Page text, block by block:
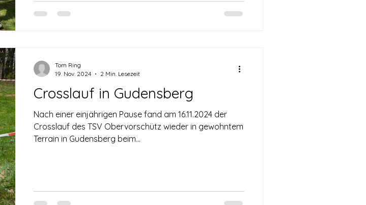
Crosslauf in Gudensberg
Nach einer einjährigen Pause fand am 16.11.2024 der
Crosslauf des TSV Obervorschütz wieder in gewohntem
Terrain in Gudensberg beim...
Tom Ring
19. Nov. 2024
2 Min. Lesezeit